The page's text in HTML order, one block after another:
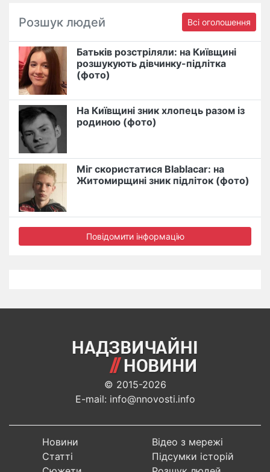
Розшук людей Всі оголошення
Батьків розстріляли: на Київщині
розшукують дівчинку-підлітка
(фото)
На Київщині зник хлопець разом із
родиною (фото)
Міг скористатися Blablacar: на
Житомирщині зник підліток (фото)
Повідомити інформацію
© 2015-2026
E-mail: info@nnovosti.info
Новини
Статті
Відео з мережі
Підсумки історій